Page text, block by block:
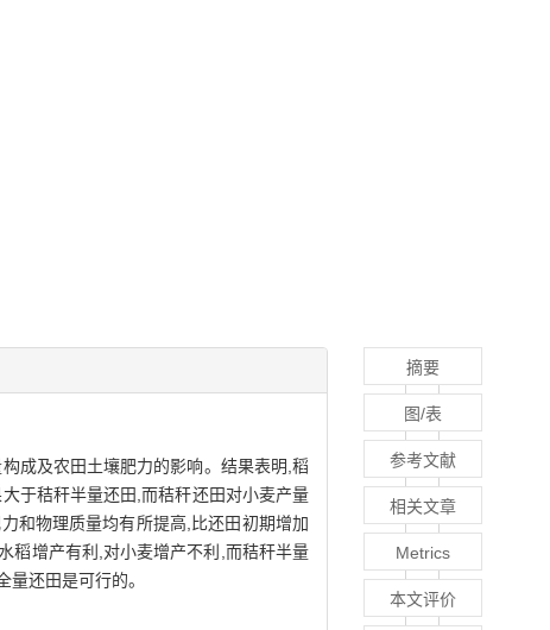
成及农田土壤肥力的影响。结果表明,稻
于秸秆半量还田,而秸秆还田对小麦产量
和物理质量均有所提高,比还田初期增加
稻增产有利,对小麦增产不利,而秸秆半量
还田是可行的。
摘要
图/表
参考文献
相关文章
Metrics
本文评价